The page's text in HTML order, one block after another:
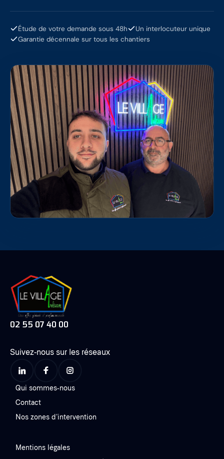
Étude de votre demande sous 48h
Un interlocuteur unique
Garantie décennale sur tous les chantiers
02 55 07 40 00
Suivez-nous sur les réseaux
Qui sommes-nous
Contact
Nos zones d'intervention
Mentions légales